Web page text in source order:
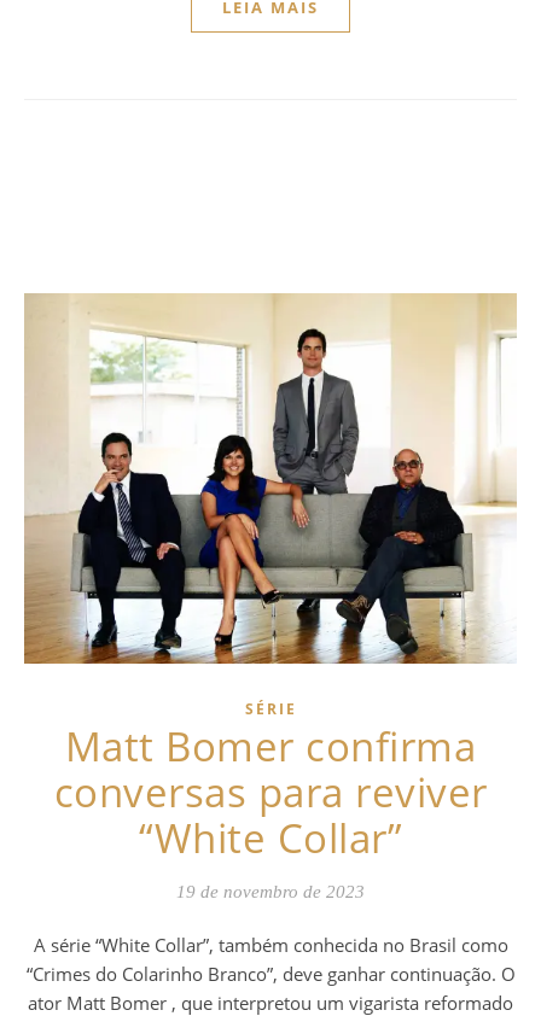
LEIA MAIS
SÉRIE
Matt Bomer confirma
conversas para reviver
“White Collar”
19 de novembro de 2023
A série “White Collar”, também conhecida no Brasil como
“Crimes do Colarinho Branco”, deve ganhar continuação. O
ator Matt Bomer , que interpretou um vigarista reformado